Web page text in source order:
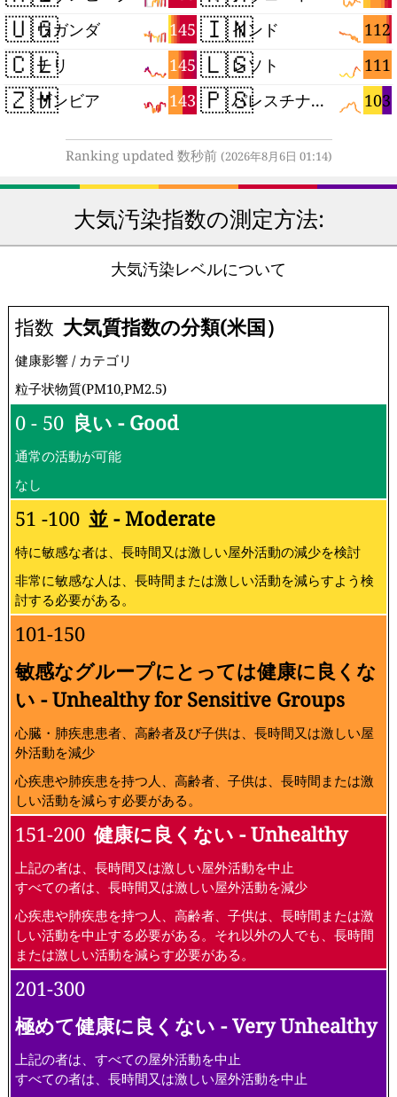
🇺🇬 145
ウガンダ
🇨🇱 145
チリ
🇿🇲 143
ザンビア
🇮🇳 112
インド
🇱🇸 111
レソト
🇵🇸 103
パレスチナ自治区
Ranking updated 数秒前 (2026年8月6日 01:14)
大気汚染指数の測定方法:
大気汚染レベルについて
指数 大気質指数の分類(米国）
健康影響 / カテゴリ
粒子状物質(PM10,PM2.5)
0 - 50 良い - Good
通常の活動が可能
なし
51 -100 並 - Moderate
特に敏感な者は、長時間又は激しい屋外活動の減少を検討
非常に敏感な人は、長時間または激しい活動を減らすよう検
討する必要がある。
101-150
敏感なグループにとっては健康に良くな
い - Unhealthy for Sensitive Groups
心臓・肺疾患患者、高齢者及び子供は、長時間又は激しい屋
外活動を減少
心疾患や肺疾患を持つ人、高齢者、子供は、長時間または激
しい活動を減らす必要がある。
151-200 健康に良くない - Unhealthy
上記の者は、長時間又は激しい屋外活動を中止
すべての者は、長時間又は激しい屋外活動を減少
心疾患や肺疾患を持つ人、高齢者、子供は、長時間または激
しい活動を中止する必要がある。それ以外の人でも、長時間
または激しい活動を減らす必要がある。
201-300
極めて健康に良くない - Very Unhealthy
上記の者は、すべての屋外活動を中止
すべての者は、長時間又は激しい屋外活動を中止